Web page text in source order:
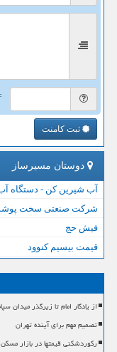
=
ثبت کامنت
دوستان مسیرساز
آب شیرین کن - دستگاه
شرکت صنعتی سخت
فیش حج
قیمت بیسیم کنوود
از یادگار امام تا زیرگذر
تصمیم مهم برای آینده تهران
رکوردشکنی قیمتها در بازار مسکن